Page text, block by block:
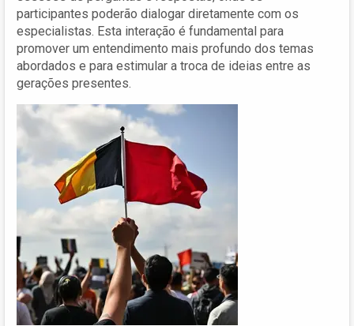
participantes poderão dialogar diretamente com os
especialistas. Esta interação é fundamental para
promover um entendimento mais profundo dos temas
abordados e para estimular a troca de ideias entre as
gerações presentes.